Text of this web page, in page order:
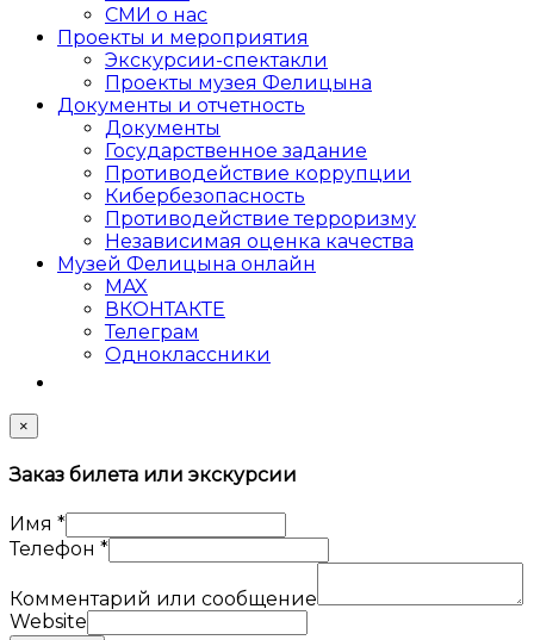
СМИ о нас
Проекты и мероприятия
Экскурсии-спектакли
Проекты музея Фелицына
Документы и отчетность
Документы
Государственное задание
Противодействие коррупции
Кибер­безопасность
Противодействие терроризму
Независимая оценка качества
Музей Фелицына онлайн
MAX
ВКОНТАКТЕ
Телеграм
Одноклассники
×
Заказ билета или экскурсии
Имя *
Телефон *
Комментарий или сообщение
Website